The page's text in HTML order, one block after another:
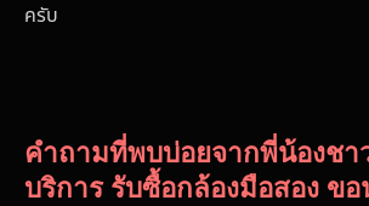
ครับ
คำถามที่พบบ่อยจากพี่น้องชา
บริการ รับซื้อกล้องมือสอง ข